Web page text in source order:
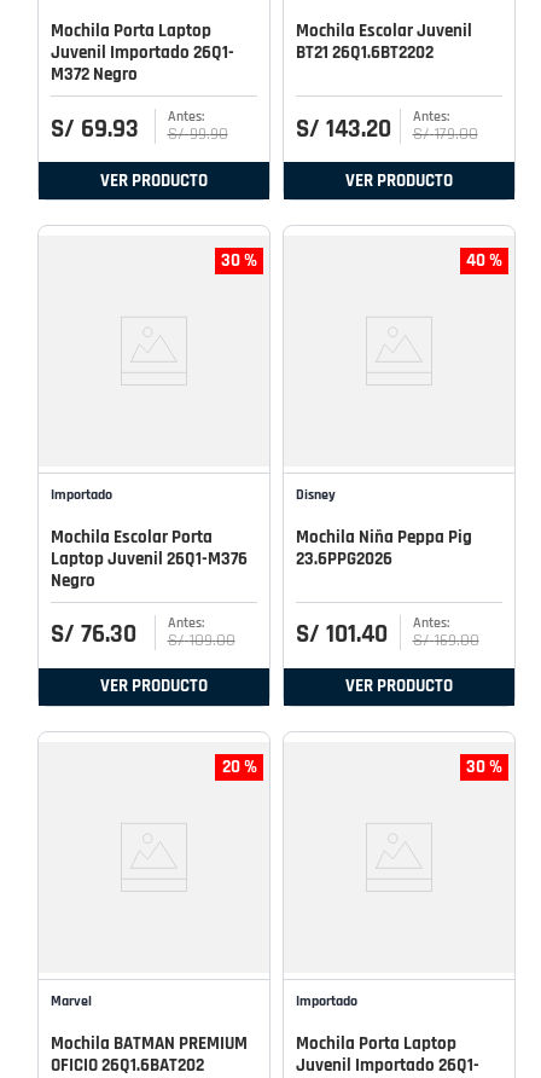
Mochila Porta Laptop
Juvenil Importado 26Q1-
M372 Negro
S/ 69.93 S/ 99.90
VER PRODUCTO
Mochila Escolar Juvenil
BT21 26Q1.6BT2202
S/ 143.20 S/ 179.00
VER PRODUCTO
30 %
Importado
Mochila Escolar Porta
Laptop Juvenil 26Q1-M376
Negro
S/ 76.30 S/ 109.00
VER PRODUCTO
40 %
Disney
Mochila Niña Peppa Pig
23.6PPG2026
S/ 101.40 S/ 169.00
VER PRODUCTO
20 %
Marvel
Mochila BATMAN PREMIUM
OFICIO 26Q1.6BAT202
30 %
Importado
Mochila Porta Laptop
Juvenil Importado 26Q1-